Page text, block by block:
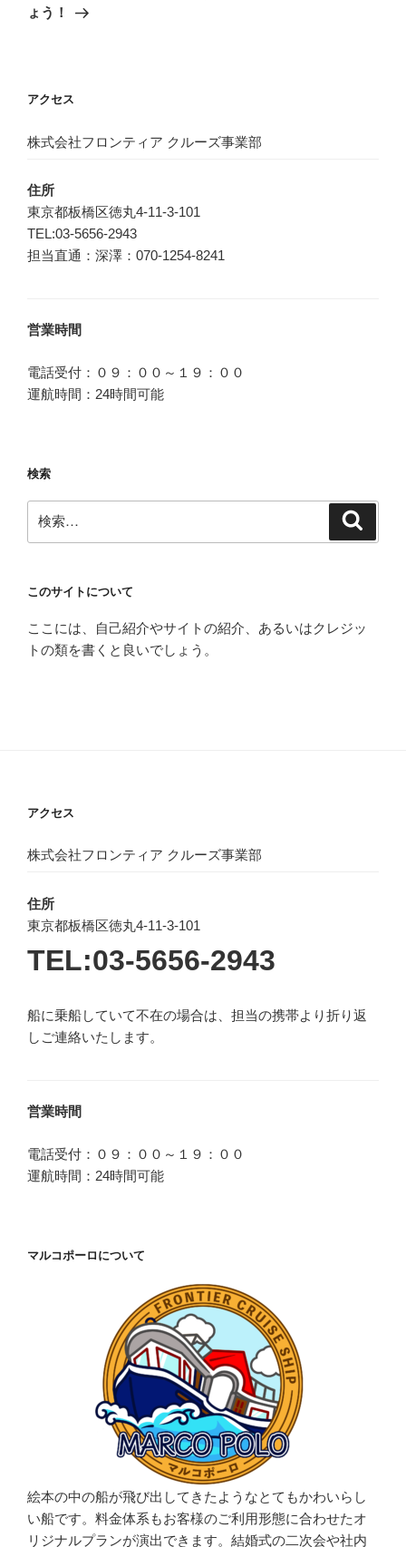
シ
投
ょう！
アクセス
株式会社フロンティア クルーズ事業部
住所
東京都板橋区徳丸4-11-3-101
TEL:03-5656-2943
担当直通：深澤：070-1254-8241
営業時間
電話受付：０９：００～１９：００
運航時間：24時間可能
検索
索:
このサイトについて
ここには、自己紹介やサイトの紹介、あるいはクレジッ
トの類を書くと良いでしょう。
アクセス
株式会社フロンティア クルーズ事業部
住所
東京都板橋区徳丸4-11-3-101
TEL:03-5656-2943
船に乗船していて不在の場合は、担当の携帯より折り返
しご連絡いたします。
営業時間
電話受付：０９：００～１９：００
運航時間：24時間可能
マルコポーロについて
絵本の中の船が飛び出してきたようなとてもかわいらし
い船です。料金体系もお客様のご利用形態に合わせたオ
リジナルプランが演出できます。結婚式の二次会や社内